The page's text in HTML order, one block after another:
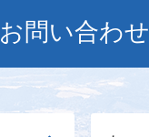
お問い合わせ